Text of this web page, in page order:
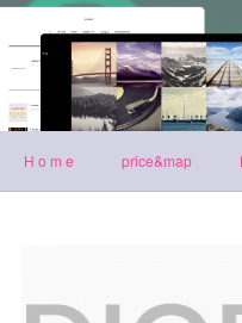
H o m e price&map